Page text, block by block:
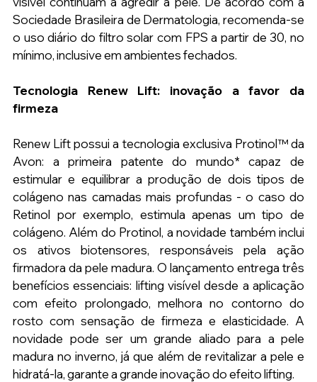
Sociedade Brasileira de Dermatologia, recomenda-se
o uso diário do filtro solar com FPS a partir de 30, no
mínimo, inclusive em ambientes fechados.
Tecnologia Renew Lift: inovação a favor da
firmeza
Renew Lift possui a tecnologia exclusiva Protinol™ da
Avon: a primeira patente do mundo* capaz de
estimular e equilibrar a produção de dois tipos de
colágeno nas camadas mais profundas - o caso do
Retinol por exemplo, estimula apenas um tipo de
colágeno. Além do Protinol, a novidade também inclui
os ativos biotensores, responsáveis pela ação
firmadora da pele madura. O lançamento entrega três
benefícios essenciais: lifting visível desde a aplicação
com efeito prolongado, melhora no contorno do
rosto com sensação de firmeza e elasticidade. A
novidade pode ser um grande aliado para a pele
madura no inverno, já que além de revitalizar a pele e
hidratá-la, garante a grande inovação do efeito lifting.